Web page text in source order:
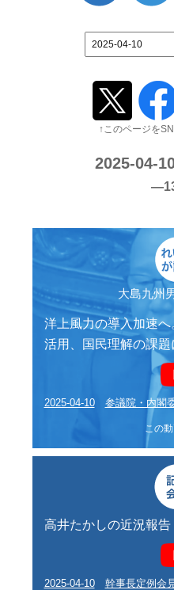
↑このページを
2025-04-
大島九州
洋上風力の導入加速
活用、国民理解の課題
2025-04-10 参議院・内閣
この
高井たかしの近況報告
2025-04-10 幹事長定例会